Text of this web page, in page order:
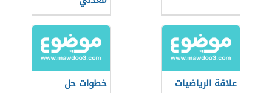
علاقة الرياضيات
خطوات حل